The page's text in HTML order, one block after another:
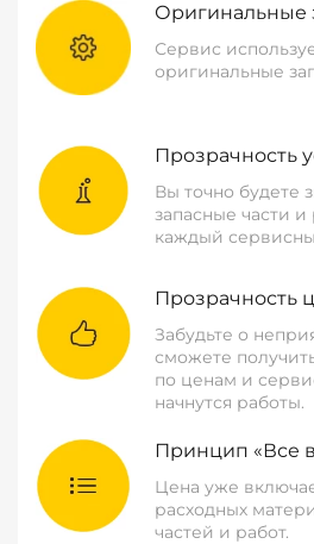
Оригинальные
Сервис
оригинальные
Прозрачность
Вы точно будете
запасные части и
каждый
Прозрачность
Забудьте о
сможете
по ценам и
начнутся работы.
Принцип «Все
Цена уже
расходных
частей и работ.